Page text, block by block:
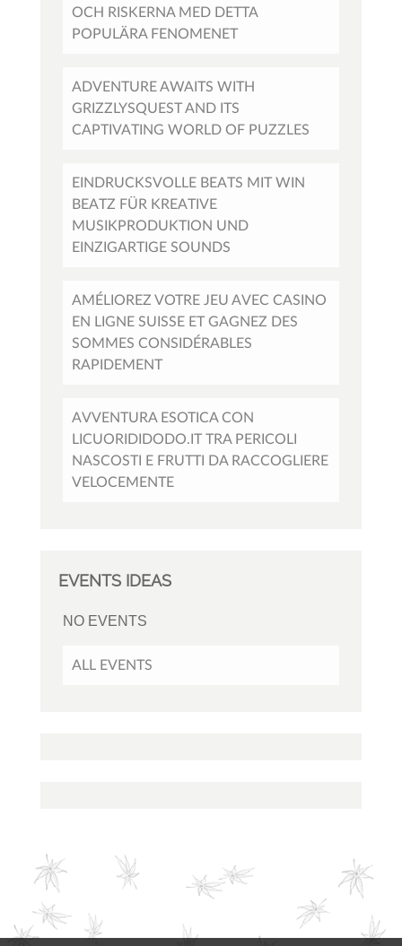
OCH RISKERNA MED DETTA
POPULÄRA FENOMENET
ADVENTURE AWAITS WITH
GRIZZLYSQUEST AND ITS
CAPTIVATING WORLD OF PUZZLES
EINDRUCKSVOLLE BEATS MIT WIN
BEATZ FÜR KREATIVE
MUSIKPRODUKTION UND
EINZIGARTIGE SOUNDS
AMÉLIOREZ VOTRE JEU AVEC CASINO
EN LIGNE SUISSE ET GAGNEZ DES
SOMMES CONSIDÉRABLES
RAPIDEMENT
AVVENTURA ESOTICA CON
LICUORIDIDODO.IT TRA PERICOLI
NASCOSTI E FRUTTI DA RACCOGLIERE
VELOCEMENTE
EVENTS IDEAS
NO EVENTS
ALL EVENTS